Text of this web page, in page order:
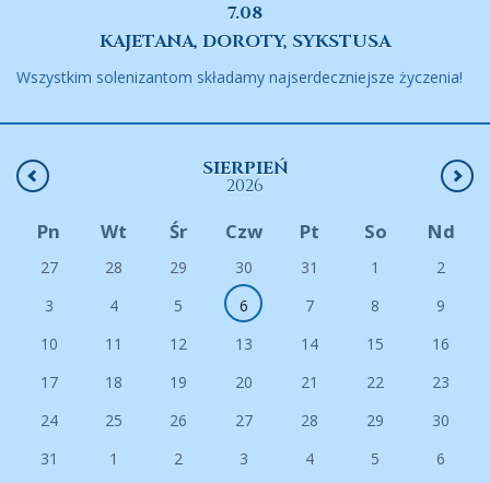
7.08
KAJETANA, DOROTY, SYKSTUSA
Wszystkim solenizantom składamy najserdeczniejsze życzenia!
SIERPIEŃ
2026
Pn Wt Śr Czw Pt So Nd
27 28 29 30 31 1
2
3
4 5 6 7 8
9
10
11 12 13 14 15
16
17
18 19 20 21 22
23
24
25 26 27 28 29
30
31
1 2 3 4 5 6